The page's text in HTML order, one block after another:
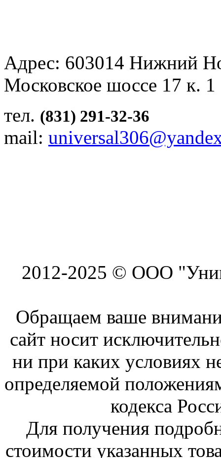
Адрес: 603014 Нижний
Московское шоссе 17 к.
тел. (831) 291-32-36
mail:
2012-2025 © ООО
Обращаем ваше
сайт носит
ни при каких условиях
определяемой
кодекса
Для получения
стоимости указанных